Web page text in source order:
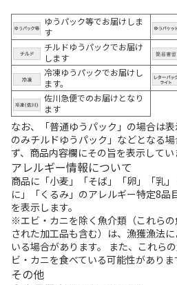
ゆうパック等でお届けしま
す
チルドゆうパックでお届け
します
冷凍ゆうパックでお届けし
ます。
佐川急便でのお届けとなり
ます
なお、「普通ゆうパック」の場合は
のみチルドゆうパック」などとなる
ず、商品内容欄にその旨を表示してい
アレルギー情報について
商品に「小麦」「そば」「卵」「乳
に」「くるみ」のアレルギー特定8品
を表示します。
※エビ・カニを除く魚介類（これら
された加工品も含む）は、漁獲漁法
いる場合があります。 また、これら
ビ・カニを食べている可能性がありま
その他